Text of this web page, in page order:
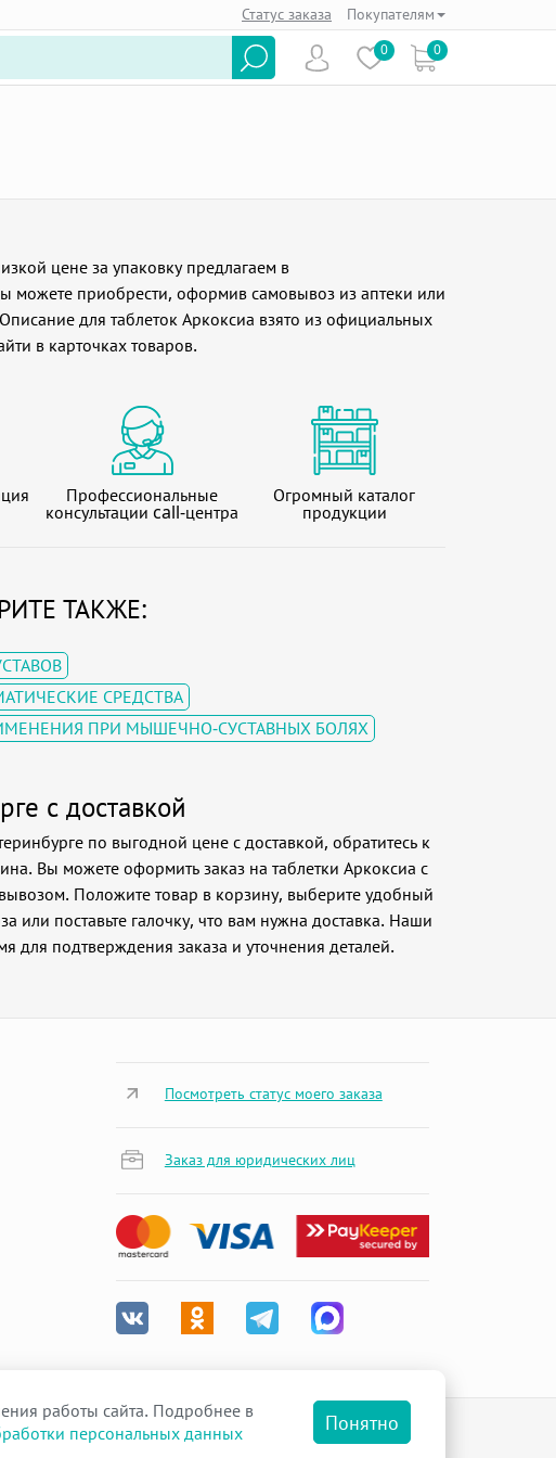
Статус заказа Покупателям
0 0
цене за упаковку предлагаем в
можете приобрести, оформив самовывоз из аптеки или
для таблеток Аркоксиа взято из официальных
в карточках товаров.
с доставкой
по выгодной цене с доставкой, обратитесь к
Вы можете оформить заказ на таблетки Аркоксиа с
Положите товар в корзину, выберите удобный
или поставьте галочку, что вам нужна доставка. Наши
для подтверждения заказа и уточнения деталей.
Профессиональные
консультации call-центра
Огромный каталог
продукции
ТАКЖЕ:
СРЕДСТВА
ПРИ МЫШЕЧНО-СУСТАВНЫХ БОЛЯХ
Посмотреть статус моего заказа
Заказ для юридических лиц
работы сайта. Подробнее в
персональных данных Понятно